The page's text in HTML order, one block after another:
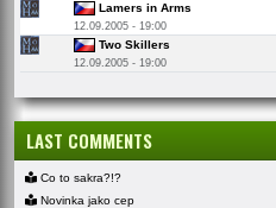
Lamers in Arms
12.09.2005 - 19:00
Two Skillers
12.09.2005 - 19:00
LAST COMMENTS
Co to sakra?!?
Novinka jako cep